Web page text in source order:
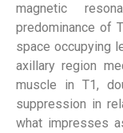
magnetic
predominance of
space occupying
axillary region
muscle in T1,
suppression in
what impresses